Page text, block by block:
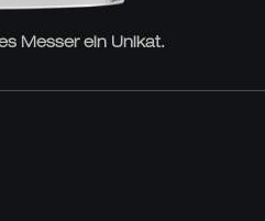
Messer ein Unikat.